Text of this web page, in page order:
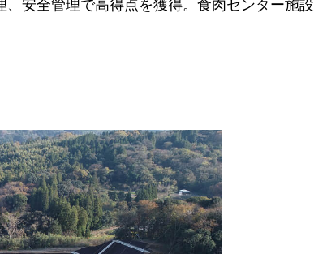
安全管理で高得点を獲得。食肉センター施設